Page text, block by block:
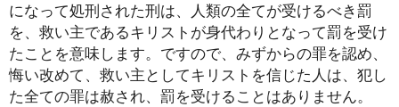
になって処刑された刑は、人類の全てが受けるべき罰
を、救い主であるキリストが身代わりとなって罰を受け
たことを意味します。ですので、みずからの罪を認め、
悔い改めて、救い主としてキリストを信じた人は、犯し
た全ての罪は赦され、罰を受けることはありません。